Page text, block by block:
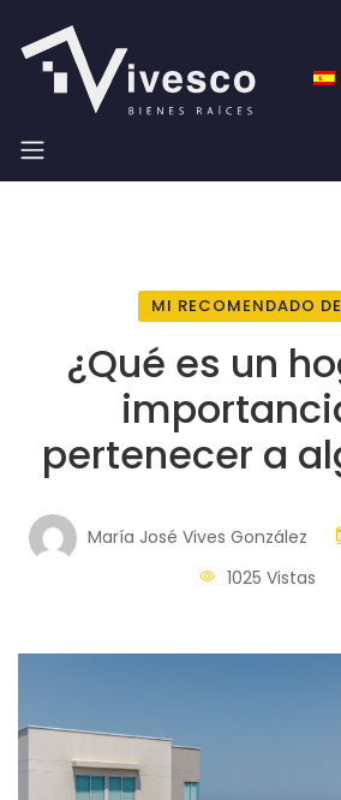
MI RECOMENDADO
¿Qué es un
pertenecer a
María José Vives González
1025 Vistas